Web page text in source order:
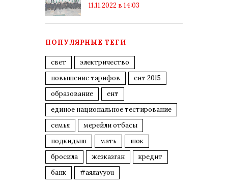
11.11.2022 в 14:03
ПОПУЛЯРНЫЕ ТЕГИ
свет
электричество
повышение тарифов
ент 2015
образование
ент
единое национальное тестирование
семья
мерейли отбасы
подкидыш
мать
шок
бросила
жезказган
кредит
банк
#аялауyou